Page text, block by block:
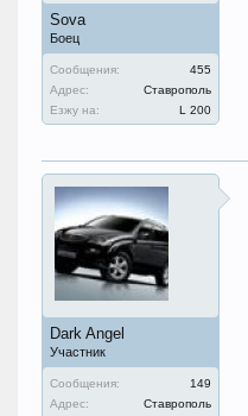
Sova
Боец
Сообщения:
455
Адрес:
Ставрополь
Езжу на:
L 200
Dark Angel
Участник
Сообщения:
149
Адрес:
Ставрополь